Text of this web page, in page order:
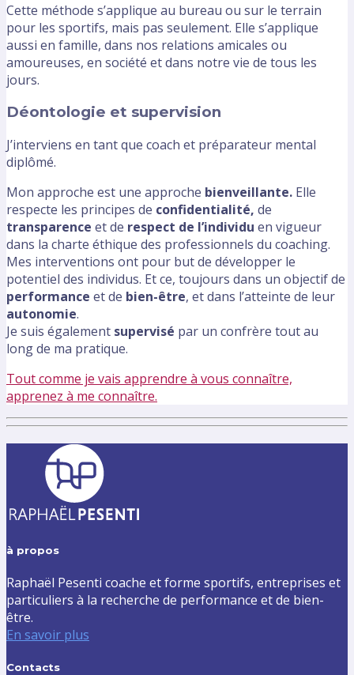
Cette méthode s’applique au bureau ou sur le terrain
pour les sportifs, mais pas seulement. Elle s’applique
aussi en famille, dans nos relations amicales ou
amoureuses, en société et dans notre vie de tous les
jours.
Déontologie et supervision
J’interviens en tant que coach et préparateur mental
diplômé.
Mon approche est une approche bienveillante. Elle
respecte les principes de confidentialité, de
transparence et de respect de l’individu en vigueur
dans la charte éthique des professionnels du coaching.
Mes interventions ont pour but de développer le
potentiel des individus. Et ce, toujours dans un objectif de
performance et de bien-être, et dans l’atteinte de leur
autonomie.
Je suis également supervisé par un confrère tout au
long de ma pratique.
Tout comme je vais apprendre à vous connaître,
apprenez à me connaître.
à propos
Raphaël Pesenti coache et forme sportifs, entreprises et
particuliers à la recherche de performance et de bien-
être.
En savoir plus
Contacts